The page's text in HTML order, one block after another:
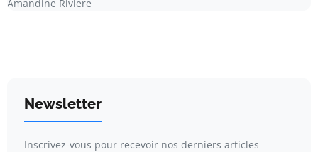
Amandine Riviere
Newsletter
Inscrivez-vous pour recevoir nos derniers articles